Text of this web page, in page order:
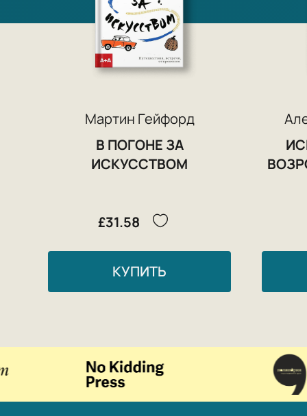
Мартин Гейфорд
В ПОГОНЕ ЗА
ИСКУССТВОМ
£31.58
КУПИТЬ